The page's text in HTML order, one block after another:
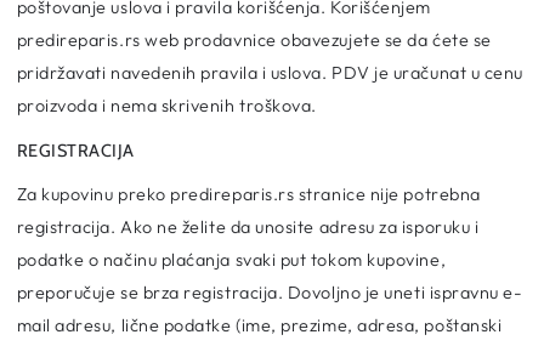
poštovanje uslova i pravila korišćenja. Korišćenjem
predireparis.rs web prodavnice obavezujete se da ćete se
pridržavati navedenih pravila i uslova. PDV je uračunat u cenu
proizvoda i nema skrivenih troškova.
REGISTRACIJA
Za kupovinu preko predireparis.rs stranice nije potrebna
registracija. Ako ne želite da unosite adresu za isporuku i
podatke o načinu plaćanja svaki put tokom kupovine,
preporučuje se brza registracija. Dovoljno je uneti ispravnu e-
mail adresu, lične podatke (ime, prezime, adresa, poštanski